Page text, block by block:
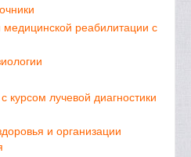
медицинской реабилитации с
курсом лучевой диагностики
и организации